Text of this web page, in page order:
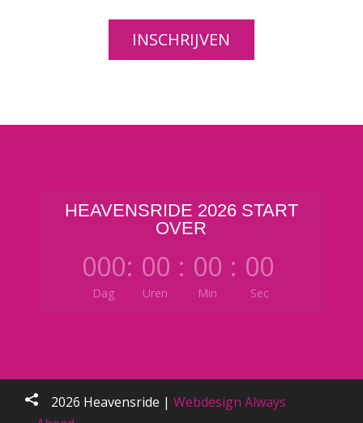
INSCHRIJVEN
HEAVENSRIDE 2026 START
OVER
000
Dag
: 00
Uren
: 00
Min
: 00
Sec
© 2026 Heavensride | Webdesign Always